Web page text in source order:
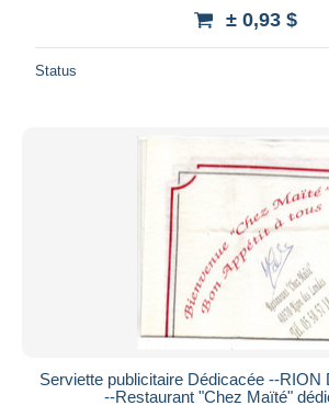
± 0,93 $
Status
Serviette publicitaire Dédicacée --RION
--Restaurant "Chez Maïté"